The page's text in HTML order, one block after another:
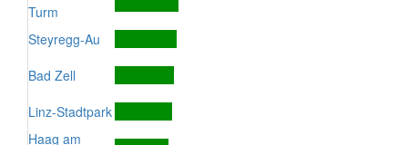
Turm
Steyregg-Au
Bad Zell
Linz-Stadtpark
Haag am